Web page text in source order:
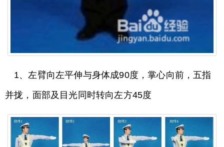
1、左臂向左平伸与身体成90度，掌心向前，五指
并拢，面部及目光同时转向左方45度